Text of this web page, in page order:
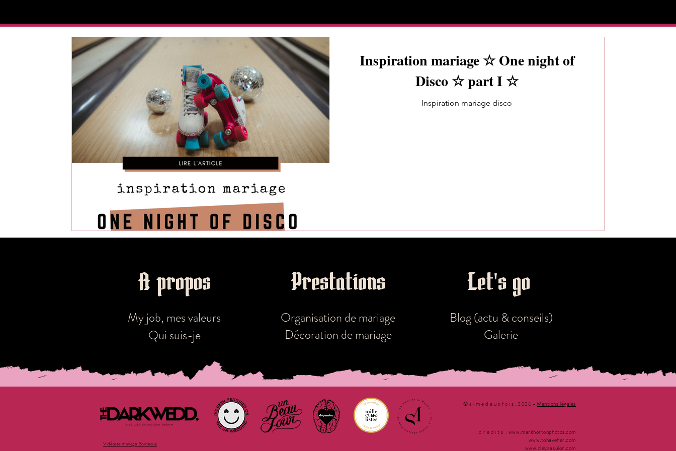
Inspiration mariage ☆ One night of
Disco ☆ part I ☆
Inspiration mariage disco
Mon travail a été recommandé par... wedding planner bordeaux
A propos
My job, mes valeurs
Qui suis-je
Prestations
Organisation de mariage
Décoration de mariage
Let's go!
Blog (actu & conseils)
Galerie
Vidéaste mariage Bordeaux
© a i m e d e u x f o i s . 2026 -Mentions légales
c r e d i t s . www.markhortonphotos.com
www.tohaveher.com
www.cleyaasulon.com